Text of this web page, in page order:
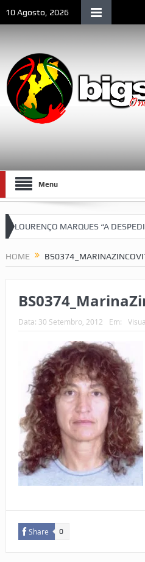
10 Agosto, 2026
Menu
LOURENÇO MARQUES “A
HOME
Data: 30 Setembro, 2012 Em:
Share 0